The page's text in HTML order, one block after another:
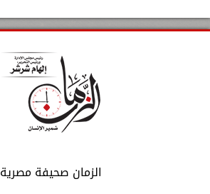
الزمان صحيفة مصرية